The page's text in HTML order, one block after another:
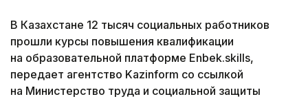
В Казахстане 12 тысяч социальных работников
прошли курсы повышения квалификации
на образовательной платформе Enbek.skills,
передает агентство Kazinform со ссылкой
на Министерство труда и социальной защиты